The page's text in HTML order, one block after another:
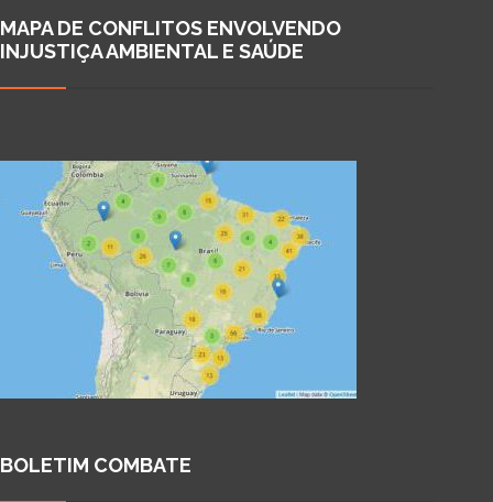
MAPA DE CONFLITOS ENVOLVENDO
INJUSTIÇA AMBIENTAL E SAÚDE
BOLETIM COMBATE